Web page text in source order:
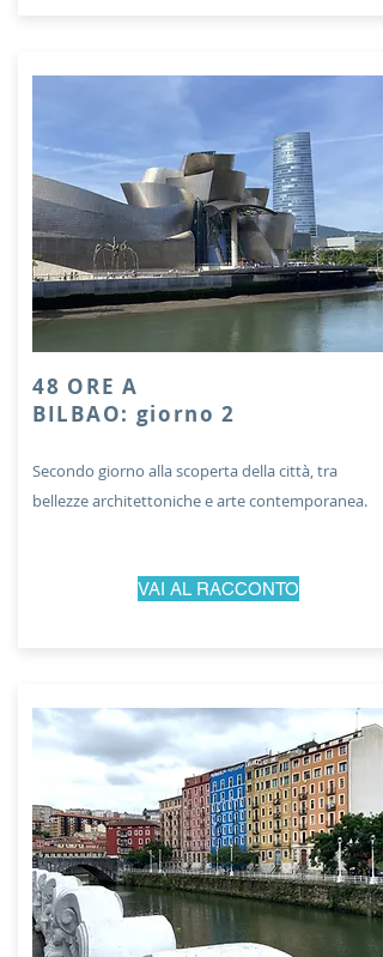
48 ORE A
BILBAO: giorno 2
Secondo giorno alla scoperta della città, tra
bellezze architettoniche e arte contemporanea.
VAI AL RACCONTO